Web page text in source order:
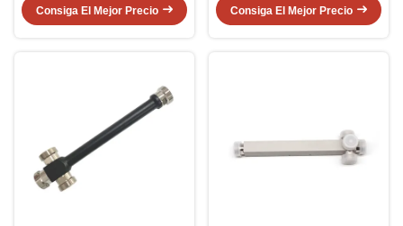
Consiga El Mejor Precio
Consiga El Mejor Precio